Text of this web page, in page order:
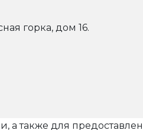
горка, дом 16.
также для